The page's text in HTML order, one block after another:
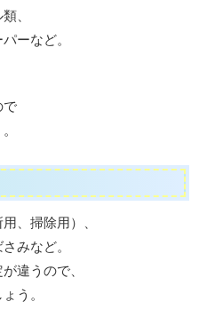
、
ーなど。
で
、掃除用）、
みなど。
違うので、
う。